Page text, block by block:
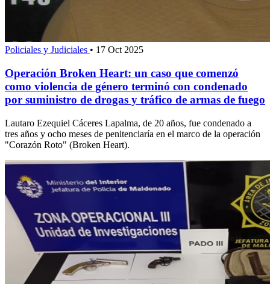
Policiales y Judiciales • 17 Oct 2025
Operación Broken Heart: un caso que comenzó
como violencia de género terminó con condenado
por suministro de drogas y tráfico de armas de fuego
Lautaro Ezequiel Cáceres Lapalma, de 20 años, fue condenado a
tres años y ocho meses de penitenciaría en el marco de la operación
"Corazón Roto" (Broken Heart).